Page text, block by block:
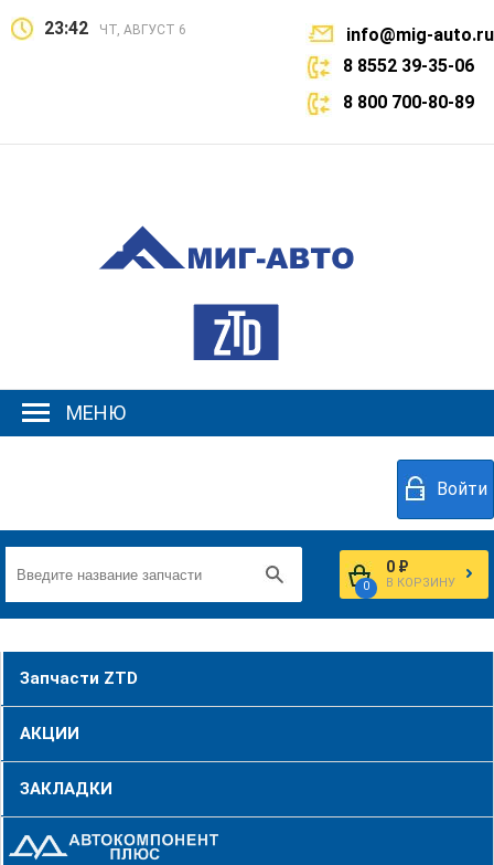
23:42 ЧТ, АВГУСТ 6
info@mig-auto.ru
8 8552 39-35-06
8 800 700-80-89
МЕНЮ
Войти
0
0 ₽
В КОРЗИНУ
Запчасти ZTD
АКЦИИ
ЗАКЛАДКИ